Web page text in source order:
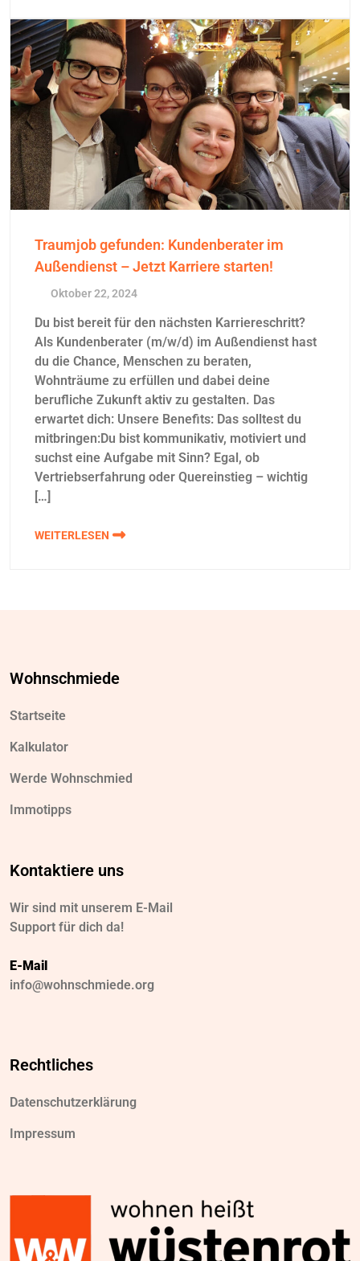
Traumjob gefunden: Kundenberater im
Außendienst – Jetzt Karriere starten!
Oktober 22, 2024
Du bist bereit für den nächsten Karriereschritt?
Als Kundenberater (m/w/d) im Außendienst hast
du die Chance, Menschen zu beraten,
Wohnträume zu erfüllen und dabei deine
berufliche Zukunft aktiv zu gestalten. Das
erwartet dich: Unsere Benefits: Das solltest du
mitbringen:Du bist kommunikativ, motiviert und
suchst eine Aufgabe mit Sinn? Egal, ob
Vertriebserfahrung oder Quereinstieg – wichtig
[…]
WEITERLESEN
Wohnschmiede
Startseite
Kalkulator
Werde Wohnschmied
Immotipps
Kontaktiere uns
Wir sind mit unserem E-Mail
Support für dich da!
E-Mail
info@wohnschmiede.org
Rechtliches
Datenschutzerklärung
Impressum